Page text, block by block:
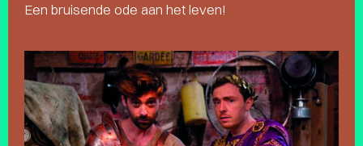
Een bruisende ode aan het leven!